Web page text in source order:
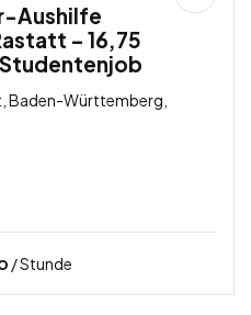
Aushilfe
– 16,75
Baden-Württemberg,
/ Stunde